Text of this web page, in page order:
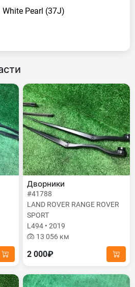
White Pearl (37J)
Дворники
#41788
LAND ROVER RANGE ROVER
SPORT
L494 • 2019
13 056 км
2 000₽